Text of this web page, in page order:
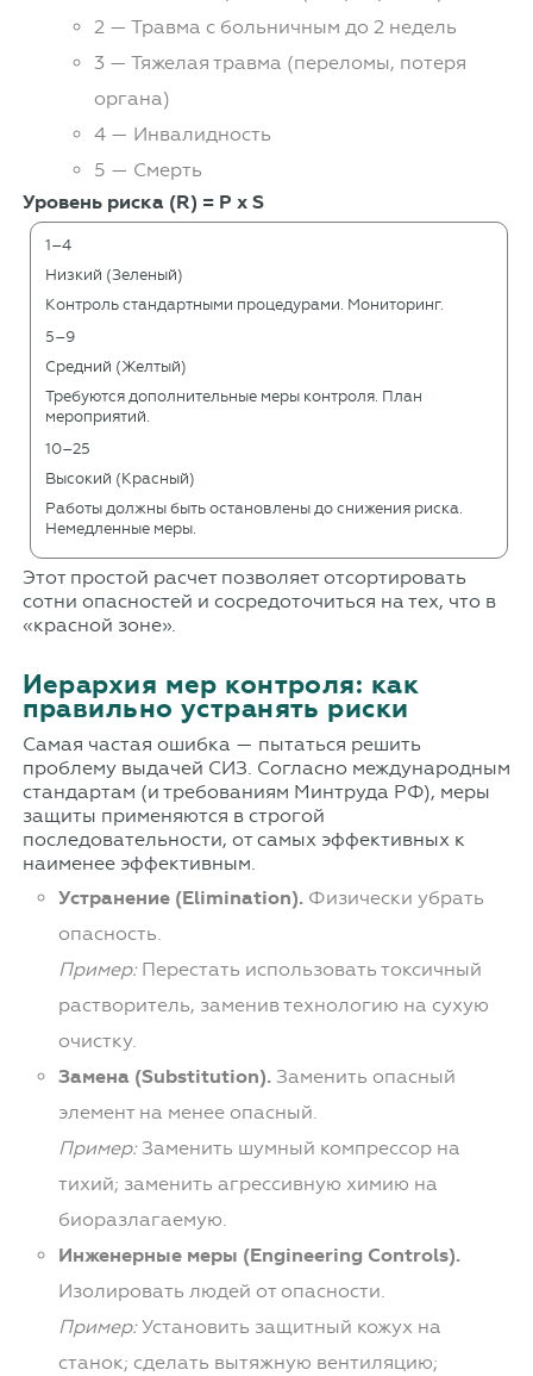
2 — Травма с больничным до 2 недель
3 — Тяжелая травма (переломы, потеря
органа)
4 — Инвалидность
5 — Смерть
Уровень риска (R) = P x S
1–4
Низкий (Зеленый)
Контроль стандартными процедурами. Мониторинг.
5–9
Средний (Желтый)
Требуются дополнительные меры контроля. План
мероприятий.
10–25
Высокий (Красный)
Работы должны быть остановлены до снижения риска.
Немедленные меры.
Этот простой расчет позволяет отсортировать
сотни опасностей и сосредоточиться на тех, что в
«красной зоне».
Иерархия мер контроля: как
правильно устранять риски
Самая частая ошибка — пытаться решить
проблему выдачей СИЗ. Согласно международным
стандартам (и требованиям Минтруда РФ), меры
защиты применяются в строгой
последовательности, от самых эффективных к
наименее эффективным.
Устранение (Elimination).Физически убрать
опасность.
Пример:Перестать использовать токсичный
растворитель, заменив технологию на сухую
очистку.
Замена (Substitution).Заменить опасный
элемент на менее опасный.
Пример:Заменить шумный компрессор на
тихий; заменить агрессивную химию на
биоразлагаемую.
Инженерные меры (Engineering Controls).
Изолировать людей от опасности.
Пример:Установить защитный кожух на
станок; сделать вытяжную вентиляцию;